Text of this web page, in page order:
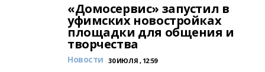
«Домосервис» запустил в
уфимских новостройках
площадки для общения и
творчества
Новости 30 ИЮЛЯ , 12:59